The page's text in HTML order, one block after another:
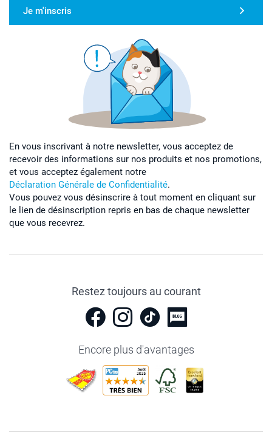
Je m'inscris
En vous inscrivant à notre newsletter, vous acceptez de
recevoir des informations sur nos produits et nos promotions,
et vous acceptez également notre
Déclaration Générale de Confidentialité.
Vous pouvez vous désinscrire à tout moment en cliquant sur
le lien de désinscription repris en bas de chaque newsletter
que vous recevrez.
Restez toujours au courant
Encore plus d'avantages